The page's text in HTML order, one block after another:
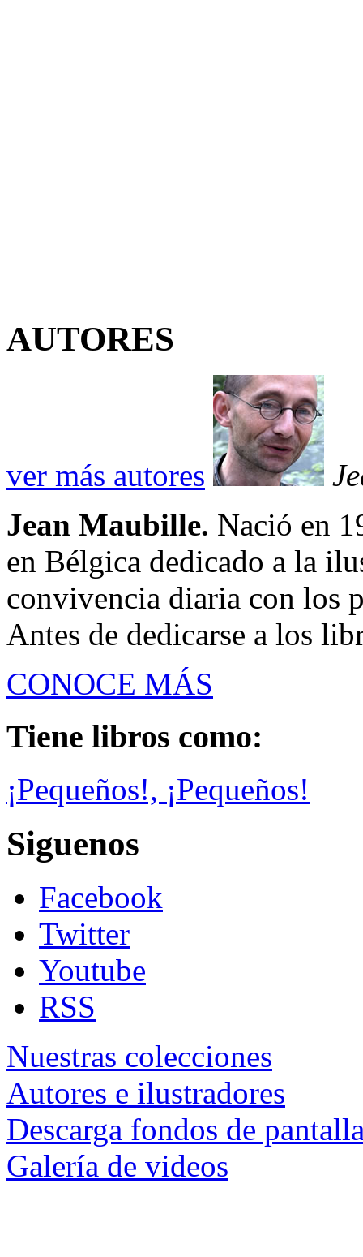
AUTORES
ver más autores
Jean Maubille. Nació en
en Bélgica dedicado a la
convivencia diaria con los
Antes de dedicarse a los
CONOCE MÁS
Tiene libros como:
¡Pequeños!, ¡Pequeños!
Siguenos
Facebook
Twitter
Youtube
RSS
Nuestras colecciones
Autores e ilustradores
Descarga fondos de
Galería de videos